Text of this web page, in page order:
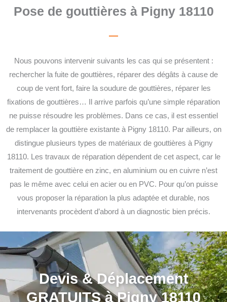
Pose de gouttières à Pigny 18110
Nous pouvons intervenir suivants les cas qui se présentent :
rechercher la fuite de gouttières, réparer des dégâts à cause de
coup de vent fort, faire la soudure de gouttières, réparer les
fixations de gouttières… Il arrive parfois qu’une simple réparation
ne puisse résoudre les problèmes. Dans ce cas, il est essentiel
de remplacer la gouttière existante à Pigny 18110. Par ailleurs, on
distingue plusieurs types de matériaux de gouttières à Pigny
18110. Les travaux de réparation dépendent de cet aspect, car le
traitement de gouttière en zinc, en aluminium ou en cuivre n’est
pas le même avec celui en acier ou en PVC. Pour qu’on puisse
vous proposer la réparation la plus adaptée et durable, nos
intervenants procèdent d’abord à un diagnostic bien précis.
Devis & Déplacement
GRATUITS à Pigny 18110